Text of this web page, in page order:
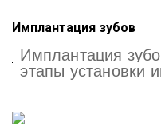
Имплантация зубов
Имплантация
этапы установки